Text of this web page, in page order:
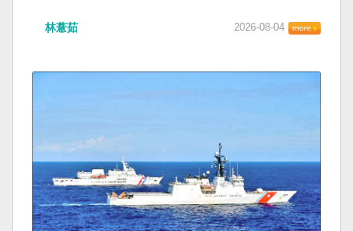
林薏茹 2026-08-04